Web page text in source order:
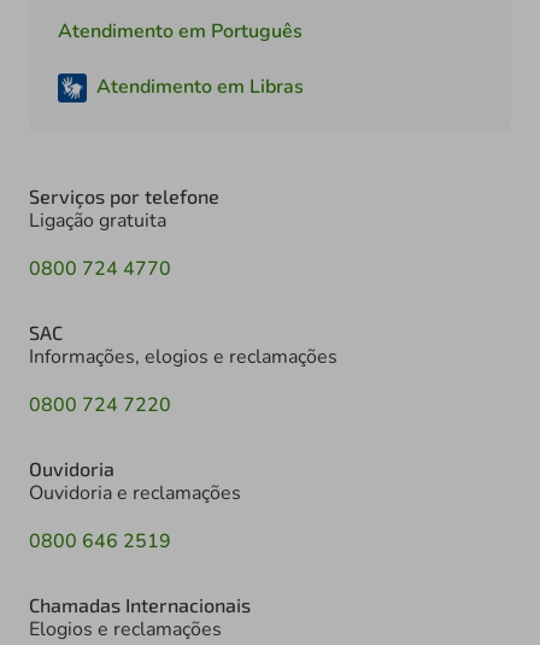
Atendimento em Português
Atendimento em Libras
Serviços por telefone
Ligação gratuita
0800 724 4770
SAC
Informações, elogios e reclamações
0800 724 7220
Ouvidoria
Ouvidoria e reclamações
0800 646 2519
Chamadas Internacionais
Elogios e reclamações